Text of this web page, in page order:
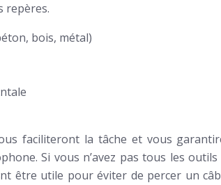
repères.
bois, métal)
faciliteront la tâche et vous
Si vous n’avez pas tous les
être utile pour éviter de percer un